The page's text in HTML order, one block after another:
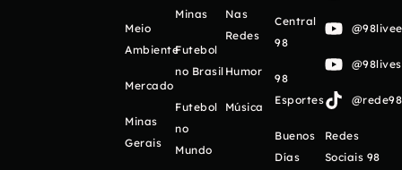
Meio
Ambiente
Mercado
Minas
Gerais
Minas
Futebol
no Brasil
Futebol
no
Mundo
Nas
Redes
Humor
Música
Central
98
98
Esportes
Buenos
Días
Redes
Sociais 98